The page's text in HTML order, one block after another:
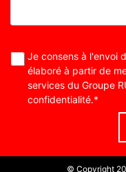
Je consens à l'envoi
élaboré à partir de
services du Groupe
confidentialité.*
© Copyright